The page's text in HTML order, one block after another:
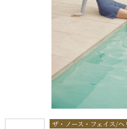
ザ・ノース・フェイス/ヘ